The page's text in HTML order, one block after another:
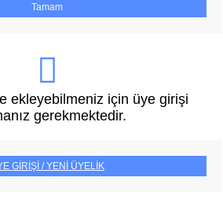
Tamam
ekleyebilmeniz için üye girişi
gerekmektedir.
GİRİŞİ / YENİ ÜYELİK